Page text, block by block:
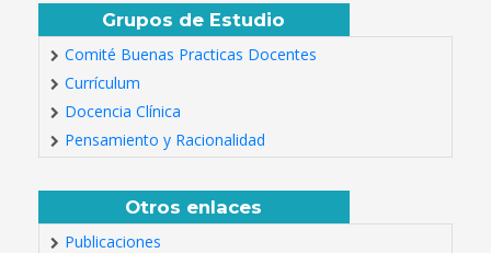
Grupos de Estudio
Comité Buenas Practicas Docentes
Currículum
Docencia Clínica
Pensamiento y Racionalidad
Otros enlaces
Publicaciones